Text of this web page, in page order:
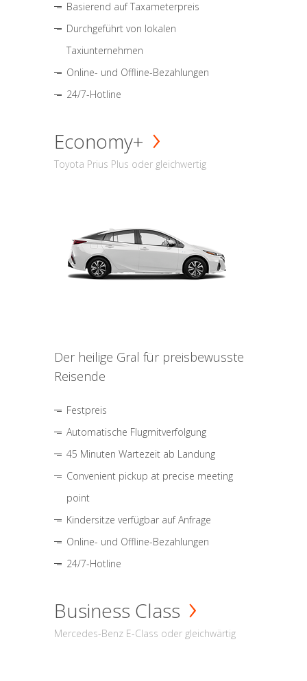
Basierend auf Taxameterpreis
Durchgeführt von lokalen
Taxiunternehmen
Online- und Offline-Bezahlungen
24/7-Hotline
Economy+
Toyota Prius Plus oder gleichwertig
Der heilige Gral für preisbewusste
Reisende
Festpreis
Automatische Flugmitverfolgung
45 Minuten Wartezeit ab Landung
Convenient pickup at precise meeting
point
Kindersitze verfügbar auf Anfrage
Online- und Offline-Bezahlungen
24/7-Hotline
Business Class
Mercedes-Benz E-Class oder gleichwärtig